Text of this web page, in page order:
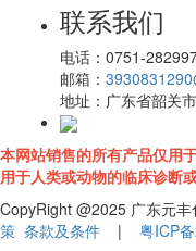
联系我们
电话： 0751-
邮箱：
地址： 广东省韶关
本网站销售的所有产品仅用
用于人类或动物的临床诊断
CopyRight @2025 广东元
策 条款及条件 | 粤ICP